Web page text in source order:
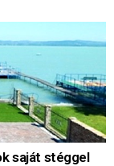
saját stéggel